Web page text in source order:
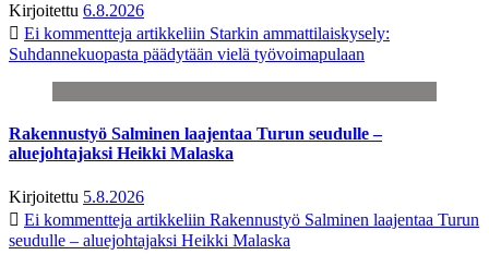
Kirjoitettu 6.8.2026
Ei kommentteja artikkeliin Starkin ammattilaiskysely:
Suhdannekuopasta päädytään vielä työvoimapulaan
Rakennustyö Salminen laajentaa Turun seudulle –
aluejohtajaksi Heikki Malaska
Kirjoitettu 5.8.2026
Ei kommentteja artikkeliin Rakennustyö Salminen laajentaa Turun
seudulle – aluejohtajaksi Heikki Malaska